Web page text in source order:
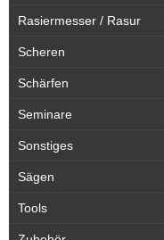
Rasiermesser / Rasur
Scheren
Schärfen
Seminare
Sonstiges
Sägen
Tools